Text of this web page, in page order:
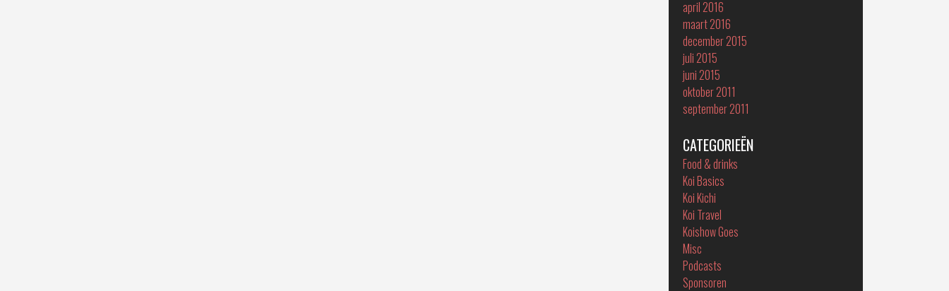
april 2016
maart 2016
december 2015
juli 2015
juni 2015
oktober 2011
september 2011
CATEGORIEËN
Food & drinks
Koi Basics
Koi Kichi
Koi Travel
Koishow Goes
Misc
Podcasts
Sponsoren